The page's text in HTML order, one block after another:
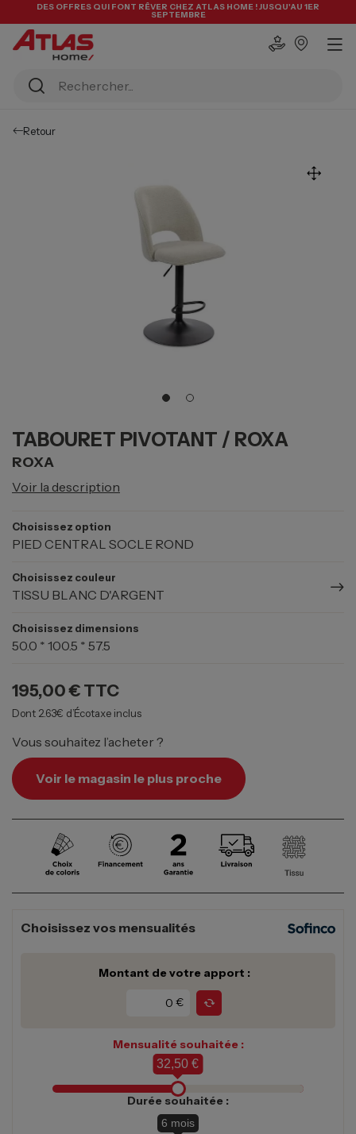
DES OFFRES QUI FONT RÊVER CHEZ ATLAS HOME ! JUSQU'AU 1ER
SEPTEMBRE
Retour
TABOURET PIVOTANT / ROXA
ROXA
Voir la description
Choisissez option
PIED CENTRAL SOCLE ROND
Choisissez couleur
TISSU BLANC D'ARGENT
Choisissez dimensions
50.0 * 100.5 * 57.5
195,00 € TTC
Dont 2.63€ d’Écotaxe inclus
Vous souhaitez l’acheter ?
Voir le magasin le plus proche
Choisissez vos mensualités
Montant de votre apport :
€
Mensualité souhaitée :
32,50 €
Durée souhaitée :
6 mois